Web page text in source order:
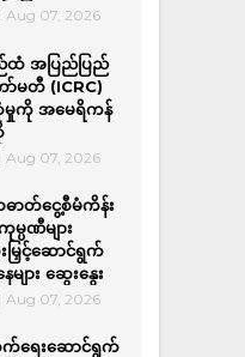
Aug 07, 2026
ထံ အပြည်ပြည်
မတီ (ICRC)
ကို အမေရိကန်
Aug 07, 2026
ဓာတ်ငွေ့စီမံကိန်း
မ္ပဏီများ
းမြှင့်ဆောင်ရွက်
ျား ဆွေးနွေး
Aug 07, 2026
က်ရေးဆောင်ရွက်